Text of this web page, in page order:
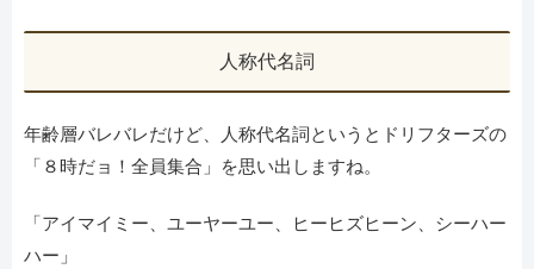
人称代名詞
年齢層バレバレだけど、人称代名詞というとドリフターズの
「８時だョ！全員集合」を思い出しますね。
「アイマイミー、ユーヤーユー、ヒーヒズヒーン、シーハー
ハー」